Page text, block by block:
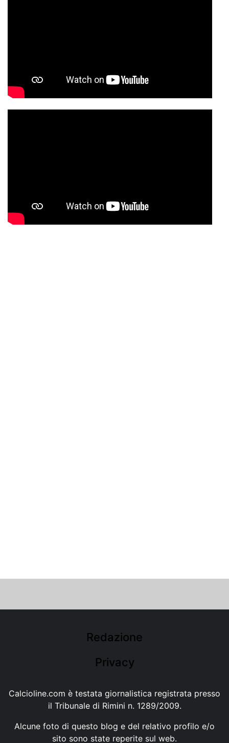
Redazione
Privacy
Calcioline.com è testata giornalistica registrata presso
il Tribunale di Rimini n. 1289/2009.
Alcune foto di questo blog e del relativo profilo e/o
sito sono state reperite sul web.